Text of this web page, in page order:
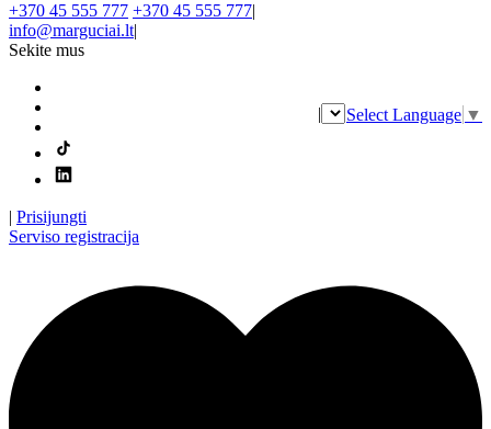
+370 45 555 777 +370 45 555 777|
info@marguciai.lt|
Sekite mus
| Prisijungti
| Select Language ▼
Serviso registracija